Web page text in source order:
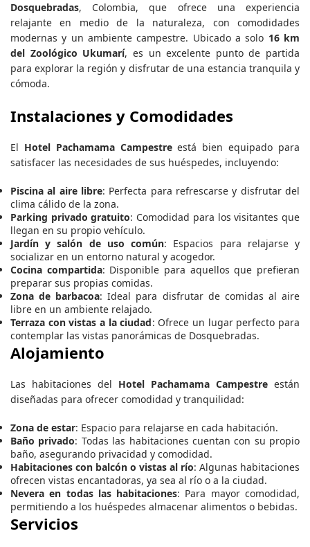
Dosquebradas, Colombia, que ofrece una experiencia
relajante en medio de la naturaleza, con comodidades
modernas y un ambiente campestre. Ubicado a solo 16 km
del Zoológico Ukumarí, es un excelente punto de partida
para explorar la región y disfrutar de una estancia tranquila y
cómoda.
Instalaciones y Comodidades
El Hotel Pachamama Campestreestá bien equipado para
satisfacer las necesidades de sus huéspedes, incluyendo:
Piscina al aire libre: Perfecta para refrescarse y disfrutar del
clima cálido de la zona.
Parking privado gratuito: Comodidad para los visitantes que
llegan en su propio vehículo.
Jardín y salón de uso común: Espacios para relajarse y
socializar en un entorno natural y acogedor.
Cocina compartida: Disponible para aquellos que prefieran
preparar sus propias comidas.
Zona de barbacoa: Ideal para disfrutar de comidas al aire
libre en un ambiente relajado.
Terraza con vistas a la ciudad: Ofrece un lugar perfecto para
contemplar las vistas panorámicas de Dosquebradas.
Alojamiento
Las habitaciones del Hotel Pachamama Campestre están
diseñadas para ofrecer comodidad y tranquilidad:
Zona de estar: Espacio para relajarse en cada habitación.
Baño privado: Todas las habitaciones cuentan con su propio
baño, asegurando privacidad y comodidad.
Habitaciones con balcón o vistas al río: Algunas habitaciones
ofrecen vistas encantadoras, ya sea al río o a la ciudad.
Nevera en todas las habitaciones: Para mayor comodidad,
permitiendo a los huéspedes almacenar alimentos o bebidas.
Servicios